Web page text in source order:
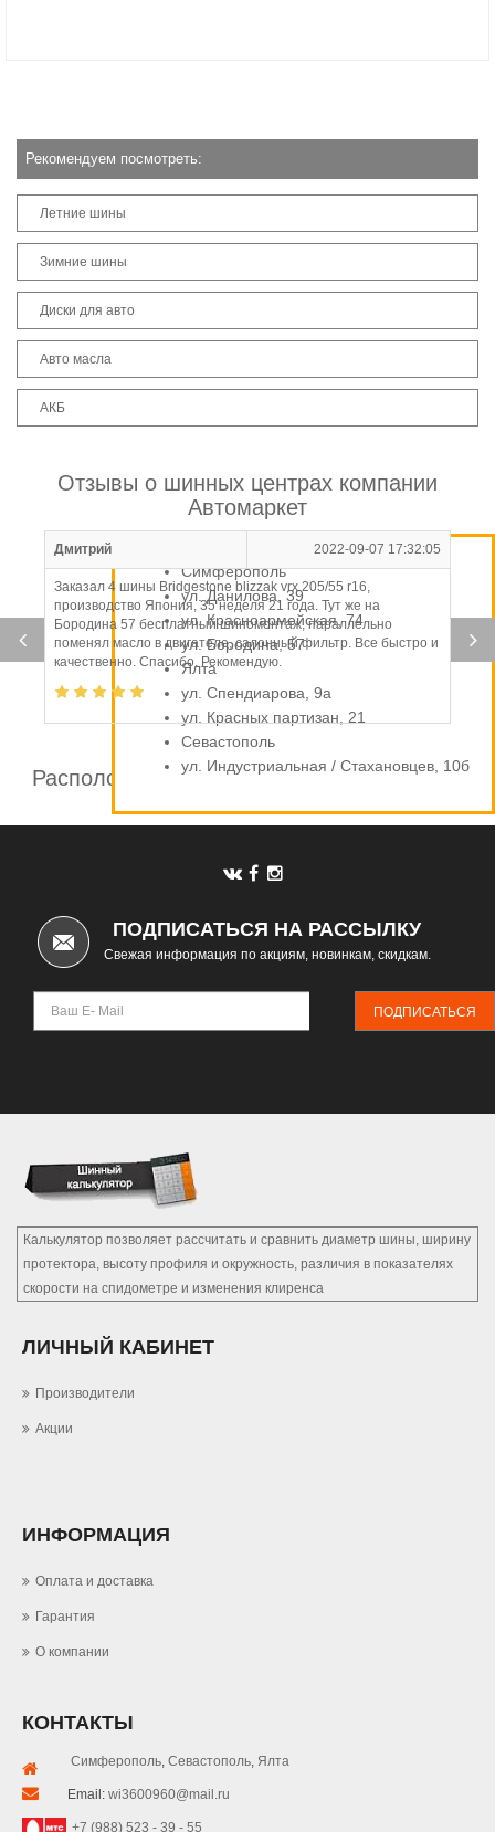
Рекомендуем посмотреть:
Летние шины
Зимние шины
Диски для авто
Авто масла
АКБ
Отзывы о шинных центрах компании
Автомаркет
Дмитрий 2022-09-07 17:32:05
Заказал 4 шины Bridgestone blizzak vrx 205/55 r16,
производство Япония, 35 неделя 21 года. Тут же на
Бородина 57 бесплатный шиномонтаж, параллельно
поменял масло в двигателе, салонный фильтр. Все быстро и
качественно. Спасибо. Рекомендую.
Расположение шинных центров компании
Симферополь
ул. Данилова, 39
ул. Красноармейская, 74
ул. Бородина, 57
Ялта
ул. Спендиарова, 9а
ул. Красных партизан, 21
Севастополь
ул. Индустриальная / Стахановцев, 10б
ПОДПИСАТЬСЯ НА РАССЫЛКУ
Свежая информация по акциям, новинкам, скидкам.
ПОДПИСАТЬСЯ
Калькулятор позволяет рассчитать и сравнить диаметр шины, ширину
протектора, высоту профиля и окружность, различия в показателях
скорости на спидометре и изменения клиренса
ЛИЧНЫЙ КАБИНЕТ
Производители
Акции
ИНФОРМАЦИЯ
Оплата и доставка
Гарантия
О компании
КОНТАКТЫ
Симферополь, Севастополь, Ялта
Email: wi3600960@mail.ru
+7 (988) 523 - 39 - 55